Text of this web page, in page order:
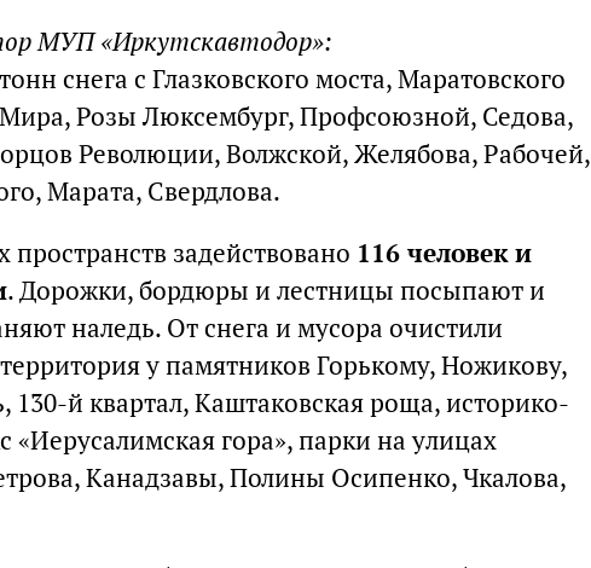
МУП «Иркутскавтодор»:
снега с Глазковского моста, Маратовского
Розы Люксембург, Профсоюзной, Седова,
Революции, Волжской, Желябова, Рабочей,
Марата, Свердлова.
задействовано 116 человек и
. Дорожки, бордюры и лестницы посыпают и
наледь. От снега и мусора очистили
у памятников Горькому, Ножикову,
й квартал, Каштаковская роща, историко-
гора», парки на улицах
Канадзавы, Полины Осипенко, Чкалова,